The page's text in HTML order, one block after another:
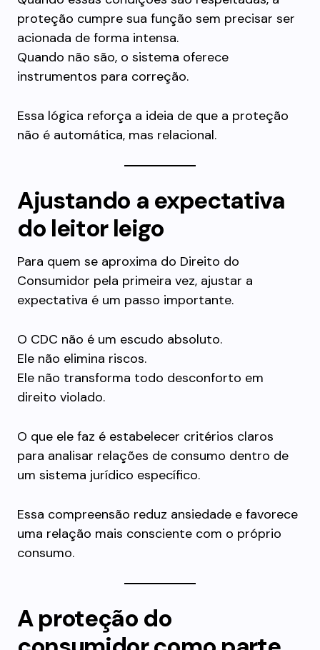
proteção cumpre sua função sem precisar ser
acionada de forma intensa.
Quando não são, o sistema oferece
instrumentos para correção.
Essa lógica reforça a ideia de que a proteção
não é automática, mas relacional.
Ajustando a expectativa
do leitor leigo
Para quem se aproxima do Direito do
Consumidor pela primeira vez, ajustar a
expectativa é um passo importante.
O CDC não é um escudo absoluto.
Ele não elimina riscos.
Ele não transforma todo desconforto em
direito violado.
O que ele faz é estabelecer critérios claros
para analisar relações de consumo dentro de
um sistema jurídico específico.
Essa compreensão reduz ansiedade e favorece
uma relação mais consciente com o próprio
consumo.
A proteção do